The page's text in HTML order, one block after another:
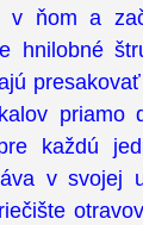
v ňom a
hnilobné
priamo
každú
v svojej